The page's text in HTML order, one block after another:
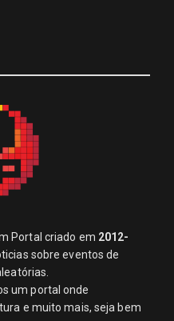
Portal criado em 2012-
sobre eventos de
um portal onde
e muito mais, seja bem